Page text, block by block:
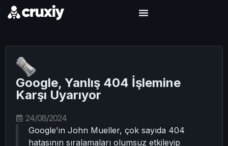
Google, Yanlış 404 İşlemine
Karşı Uyarıyor
24/08/2024
Google’ın John Mueller, çok sayıda 404
hatasının sıralamaları olumsuz etkileyip